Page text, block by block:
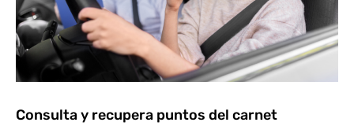
Consulta y recupera puntos del carnet